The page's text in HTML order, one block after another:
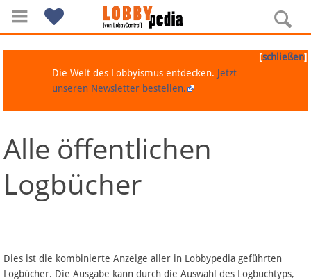
Navigation
Über Lobbypedia
Artikel nach Kategorien
[schließen]
Die Welt des Lobbyismus entdecken. Jetzt
unseren Newsletter bestellen.
Alle öffentlichen
Logbücher
Dies ist die kombinierte Anzeige aller in Lobbypedia geführten
Logbücher. Die Ausgabe kann durch die Auswahl des Logbuchtyps,